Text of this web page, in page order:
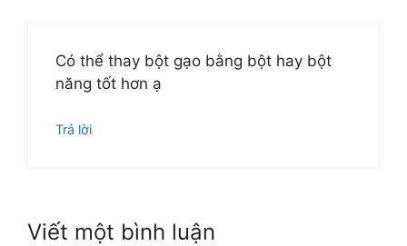
Có thể thay bột gạo bằng bột hay bột
năng tốt hơn ạ
Trả lời
Viết một bình luận